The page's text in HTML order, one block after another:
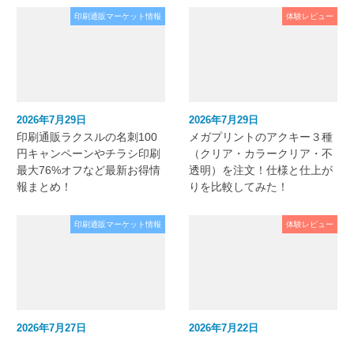
印刷通販マーケット情報
2026年7月29日
印刷通販ラクスルの名刺100
円キャンペーンやチラシ印刷
最大76%オフなど最新お得情
報まとめ！
体験レビュー
2026年7月29日
メガプリントのアクキー３種
（クリア・カラークリア・不
透明）を注文！仕様と仕上が
りを比較してみた！
印刷通販マーケット情報
2026年7月27日
体験レビュー
2026年7月22日